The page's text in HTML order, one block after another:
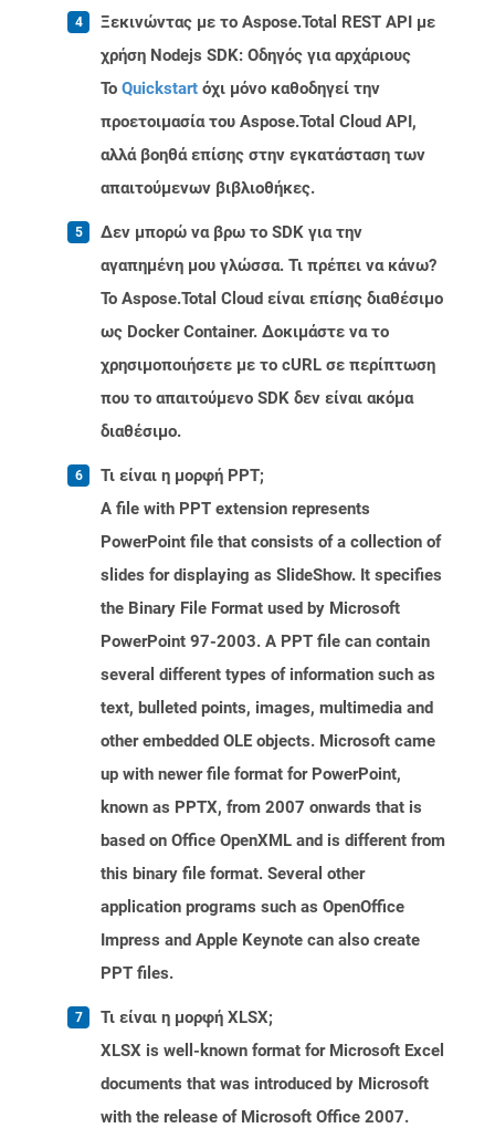
Ξεκινώντας με το Aspose.Total REST API με
χρήση Nodejs SDK: Οδηγός για αρχάριους
Το Quickstart όχι μόνο καθοδηγεί την
προετοιμασία του Aspose.Total Cloud API,
αλλά βοηθά επίσης στην εγκατάσταση των
απαιτούμενων βιβλιοθήκες.
Δεν μπορώ να βρω το SDK για την
αγαπημένη μου γλώσσα. Τι πρέπει να κάνω?
Το Aspose.Total Cloud είναι επίσης διαθέσιμο
ως Docker Container. Δοκιμάστε να το
χρησιμοποιήσετε με το cURL σε περίπτωση
που το απαιτούμενο SDK δεν είναι ακόμα
διαθέσιμο.
Τι είναι η μορφή PPT;
A file with PPT extension represents
PowerPoint file that consists of a collection of
slides for displaying as SlideShow. It specifies
the Binary File Format used by Microsoft
PowerPoint 97-2003. A PPT file can contain
several different types of information such as
text, bulleted points, images, multimedia and
other embedded OLE objects. Microsoft came
up with newer file format for PowerPoint,
known as PPTX, from 2007 onwards that is
based on Office OpenXML and is different from
this binary file format. Several other
application programs such as OpenOffice
Impress and Apple Keynote can also create
PPT files.
Τι είναι η μορφή XLSX;
XLSX is well-known format for Microsoft Excel
documents that was introduced by Microsoft
with the release of Microsoft Office 2007.